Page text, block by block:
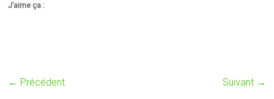
J’aime ça :
← Précédent Suivant →